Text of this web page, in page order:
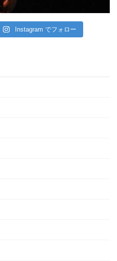
Instagram でフォロー